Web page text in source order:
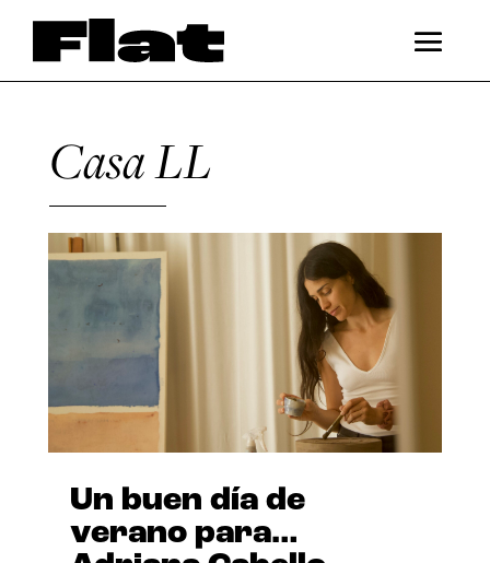
Casa LL
Un buen día de
verano para…